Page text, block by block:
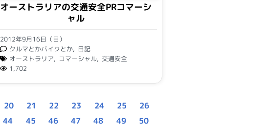
オーストラリアの交通安全PRコマーシ
ャル
2012年9月16日（日）
クルマとかバイクとか, 日記
オーストラリア, コマーシャル, 交通安全
1,702
20 21 22 23 24 25
26
44 45 46 47 48 49
50